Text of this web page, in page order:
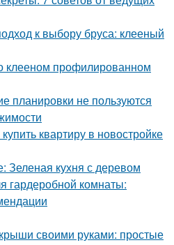
к выбору бруса: клееный
клееном профилированном
планировки не пользуются
квартиру в новостройке
Зеленая кухня с деревом
гардеробной комнаты:
своими руками: простые